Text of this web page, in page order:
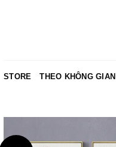
STORE THEO KHÔNG GIAN